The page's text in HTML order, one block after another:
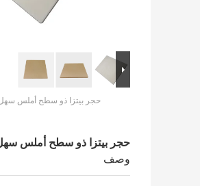
حجر بيتزا ذو سطح أملس سهل
حجر بيتزا ذو سطح أملس سهل
وصف